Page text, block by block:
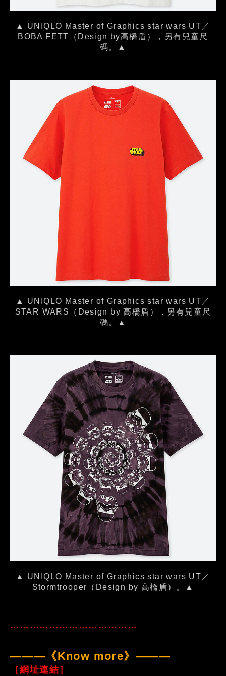
▲ UNIQLO Master of Graphics star wars UT／
BOBA FETT（Design by高橋盾），另有兒童尺
碼。▲
▲ UNIQLO Master of Graphics star wars UT／
STAR WARS（Design by 高橋盾），另有兒童尺
碼。▲
▲ UNIQLO Master of Graphics star wars UT／
Stormtrooper（Design by 高橋盾）。▲
…………………………………
———《Know more》———
［網址連結］